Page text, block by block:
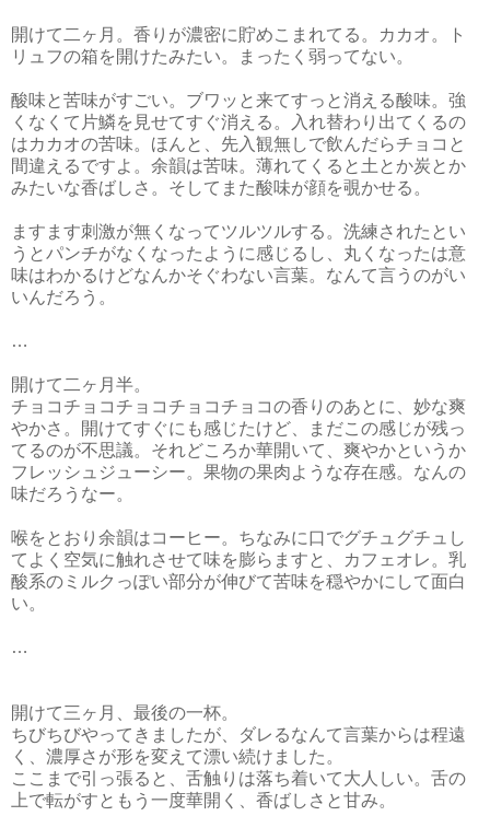
開けて二ヶ月。香りが濃密に貯めこまれてる。カカオ。ト
リュフの箱を開けたみたい。まったく弱ってない。
酸味と苦味がすごい。ブワッと来てすっと消える酸味。強
くなくて片鱗を見せてすぐ消える。入れ替わり出てくるの
はカカオの苦味。ほんと、先入観無しで飲んだらチョコと
間違えるですよ。余韻は苦味。薄れてくると土とか炭とか
みたいな香ばしさ。そしてまた酸味が顔を覗かせる。
ますます刺激が無くなってツルツルする。洗練されたとい
うとパンチがなくなったように感じるし、丸くなったは意
味はわかるけどなんかそぐわない言葉。なんて言うのがい
いんだろう。
…
開けて二ヶ月半。
チョコチョコチョコチョコチョコの香りのあとに、妙な爽
やかさ。開けてすぐにも感じたけど、まだこの感じが残っ
てるのが不思議。それどころか華開いて、爽やかというか
フレッシュジューシー。果物の果肉ような存在感。なんの
味だろうなー。
喉をとおり余韻はコーヒー。ちなみに口でグチュグチュし
てよく空気に触れさせて味を膨らますと、カフェオレ。乳
酸系のミルクっぽい部分が伸びて苦味を穏やかにして面白
い。
…
開けて三ヶ月、最後の一杯。
ちびちびやってきましたが、ダレるなんて言葉からは程遠
く、濃厚さが形を変えて漂い続けました。
ここまで引っ張ると、舌触りは落ち着いて大人しい。舌の
上で転がすともう一度華開く、香ばしさと甘み。